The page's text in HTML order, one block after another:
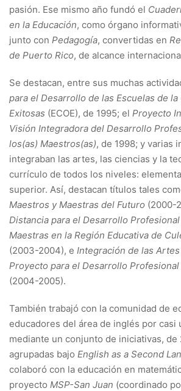
pasión. Ese mismo año fundó el
en la Educación, como órgano
junto con Pedagogía, convertidas en
de Puerto Rico, de alcance
Se destacan, entre sus muchas
para el Desarrollo de las Escuelas de
Exitosas (ECOE), de 1995; el Proyecto
Visión Integradora del Desarrollo
los(as) Maestros(as), de 1998; y varias
integraban las artes, las ciencias y la
currículo de todos los niveles:
superior. Así, destacan títulos tales
Maestros y Maestras del Futuro (2000-
Distancia para el Desarrollo
Maestras en la Región Educativa de
(2003-2004), e Integración de las
Proyecto para el Desarrollo
(2004-2005).
También trabajó con la comunidad de
educadores del área de inglés por casi
mediante un conjunto de iniciativas, de
agrupadas bajo English as a Second
colaboró con la educación en
proyecto MSP-San Juan (coordinado